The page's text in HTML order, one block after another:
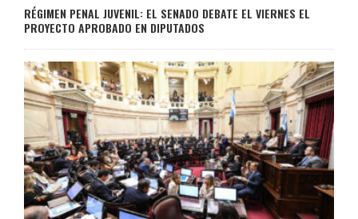
RÉGIMEN PENAL JUVENIL: EL SENADO DEBATE EL VIERNES EL
PROYECTO APROBADO EN DIPUTADOS